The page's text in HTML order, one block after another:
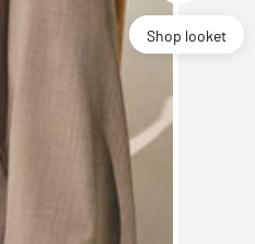
Shop looket